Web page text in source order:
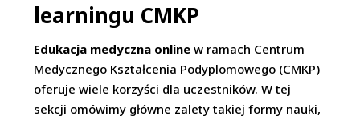
learningu CMKP
Edukacja medyczna online w ramach Centrum
Medycznego Kształcenia Podyplomowego (CMKP)
oferuje wiele korzyści dla uczestników. W tej
sekcji omówimy główne zalety takiej formy nauki,